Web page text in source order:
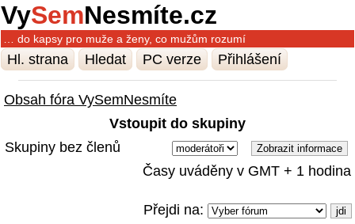
VySemNesmíte.cz
… do kapsy pro muže a ženy, co mužům rozumí
Hl. strana Hledat PC verze Přihlášení
Obsah fóra VySemNesmíte
Vstoupit do skupiny
Skupiny bez členů
Časy uváděny v GMT + 1 hodina
Přejdi na: